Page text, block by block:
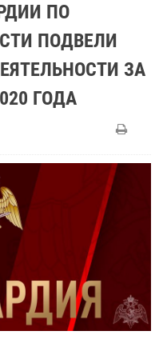
ПО
ПОДВЕЛИ
ЗА
ГОДА